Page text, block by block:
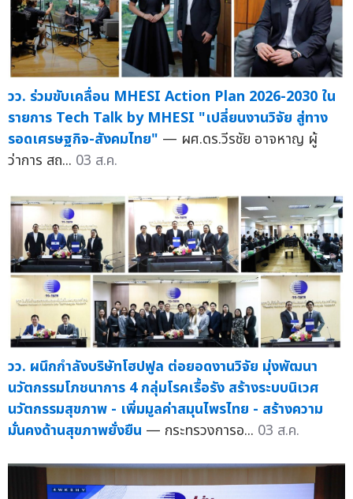
วว. ร่วมขับเคลื่อน MHESI Action Plan 2026-2030 ใน
รายการ Tech Talk by MHESI "เปลี่ยนงานวิจัย สู่ทาง
รอดเศรษฐกิจ-สังคมไทย" — ผศ.ดร.วีรชัย อาจหาญ ผู้
ว่าการ สถ... 03 ส.ค.
วว. ผนึกกำลังบริษัทโฮปฟูล ต่อยอดงานวิจัย มุ่งพัฒนา
นวัตกรรมโภชนาการ 4 กลุ่มโรคเรื้อรัง สร้างระบบนิเวศ
นวัตกรรมสุขภาพ - เพิ่มมูลค่าสมุนไพรไทย - สร้างความ
มั่นคงด้านสุขภาพยั่งยืน — กระทรวงการอ... 03 ส.ค.